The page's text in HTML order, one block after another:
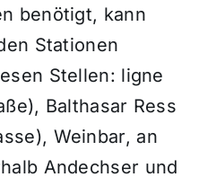
benötigt, kann
Stationen
Stellen: ligne
Balthasar Ress
Weinbar, an
Andechser und